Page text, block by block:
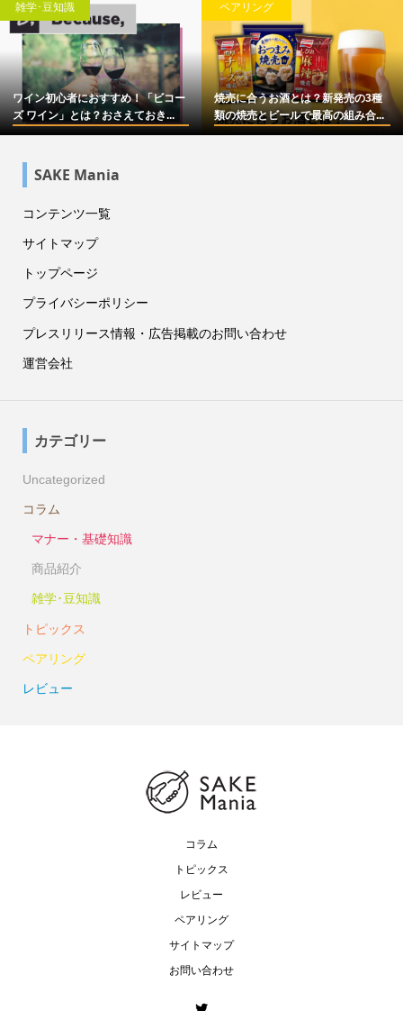
雑学･豆知識
ワイン初心者におすすめ！「ビコー
ズ ワイン」とは？おさえておき...
ペアリング
焼売に合うお酒とは？新発売の3種
類の焼売とビールで最高の組み合...
SAKE Mania
コンテンツ一覧
サイトマップ
トップページ
プライバシーポリシー
プレスリリース情報・広告掲載のお問い合わせ
運営会社
カテゴリー
Uncategorized
コラム
マナー・基礎知識
商品紹介
雑学･豆知識
トピックス
ペアリング
レビュー
コラム
トピックス
レビュー
ペアリング
サイトマップ
お問い合わせ